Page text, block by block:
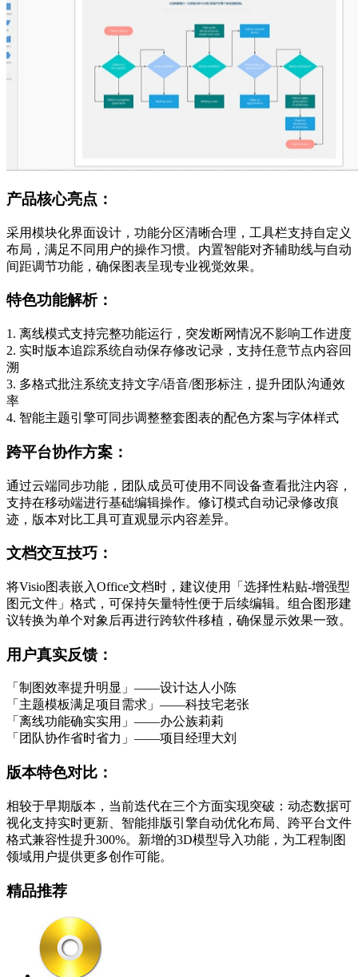
产品核心亮点：
采用模块化界面设计，功能分区清晰合理，工具栏支持自定义
布局，满足不同用户的操作习惯。内置智能对齐辅助线与自动
间距调节功能，确保图表呈现专业视觉效果。
特色功能解析：
1. 离线模式支持完整功能运行，突发断网情况不影响工作进度
2. 实时版本追踪系统自动保存修改记录，支持任意节点内容回
溯
3. 多格式批注系统支持文字/语音/图形标注，提升团队沟通效
率
4. 智能主题引擎可同步调整整套图表的配色方案与字体样式
跨平台协作方案：
通过云端同步功能，团队成员可使用不同设备查看批注内容，
支持在移动端进行基础编辑操作。修订模式自动记录修改痕
迹，版本对比工具可直观显示内容差异。
文档交互技巧：
将Visio图表嵌入Office文档时，建议使用「选择性粘贴-增强型
图元文件」格式，可保持矢量特性便于后续编辑。组合图形建
议转换为单个对象后再进行跨软件移植，确保显示效果一致。
用户真实反馈：
「制图效率提升明显」——设计达人小陈
「主题模板满足项目需求」——科技宅老张
「离线功能确实实用」——办公族莉莉
「团队协作省时省力」——项目经理大刘
版本特色对比：
相较于早期版本，当前迭代在三个方面实现突破：动态数据可
视化支持实时更新、智能排版引擎自动优化布局、跨平台文件
格式兼容性提升300%。新增的3D模型导入功能，为工程制图
领域用户提供更多创作可能。
精品推荐